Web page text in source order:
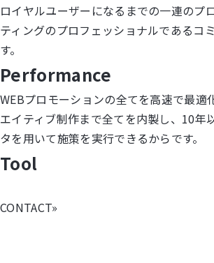
ロイヤルユーザーになるまでの一連のプ
ティングのプロフェッショナルであるコ
す。
Performance
WEBプロモーションの全てを高速で最適
エイティブ制作まで全てを内製し、10年
タを用いて施策を実行できるからです。
Tool
CONTACT»